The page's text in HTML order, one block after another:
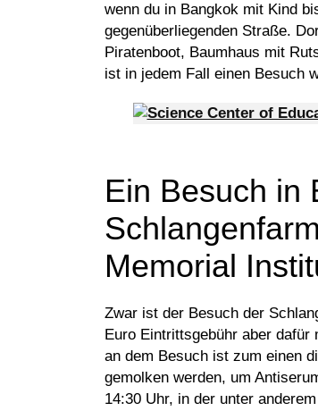
wenn du in Bangkok mit Kind
gegenüberliegenden Straße.
Piratenboot, Baumhaus mit
ist in jedem Fall einen Besuch
Ein Besuch in
Memorial
Zwar ist der Besuch der
Euro Eintrittsgebühr aber dafür
an dem Besuch ist zum einen
gemolken werden, um
14:30 Uhr, in der unter